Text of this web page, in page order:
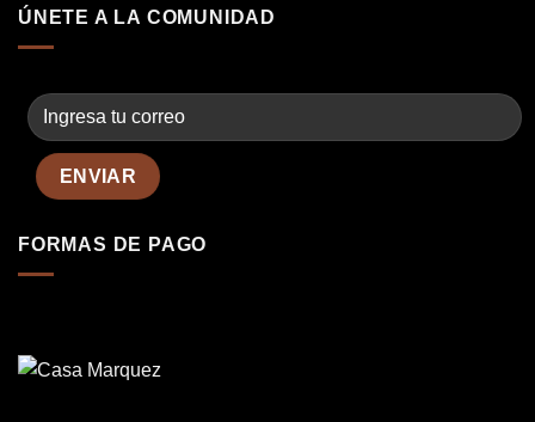
ÚNETE A LA COMUNIDAD
FORMAS DE PAGO